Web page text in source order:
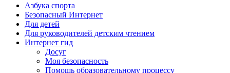
Азбука спорта
Безопасный Интернет
Для детей
Для руководителей детским чтением
Интернет гид
Досуг
Моя безопасность
Помощь образовательному процессу